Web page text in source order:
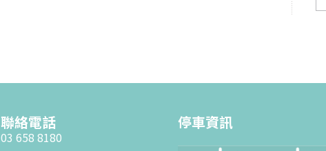
聯絡電話
03 658 8180
停車資訊